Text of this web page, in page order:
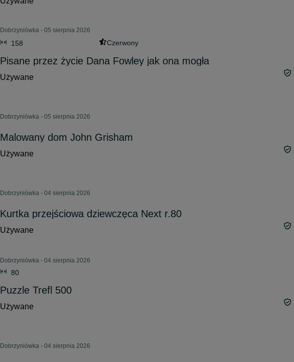
Dobrzyniówka - 05 sierpnia 2026
158 Czerwony
Pisane przez życie Dana Fowley jak ona mogła
Używane
Dobrzyniówka - 05 sierpnia 2026
Malowany dom John Grisham
Używane
Dobrzyniówka - 04 sierpnia 2026
Kurtka przejściowa dziewczęca Next r.80
Używane
Dobrzyniówka - 04 sierpnia 2026
80
Puzzle Trefl 500
Używane
Dobrzyniówka - 04 sierpnia 2026